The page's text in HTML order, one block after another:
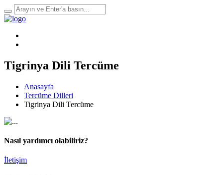
Tigrinya Dili Tercüme
Anasayfa
Tercüme Dilleri
Tigrinya Dili Tercüme
Nasıl yardımcı olabiliriz?
İletişim